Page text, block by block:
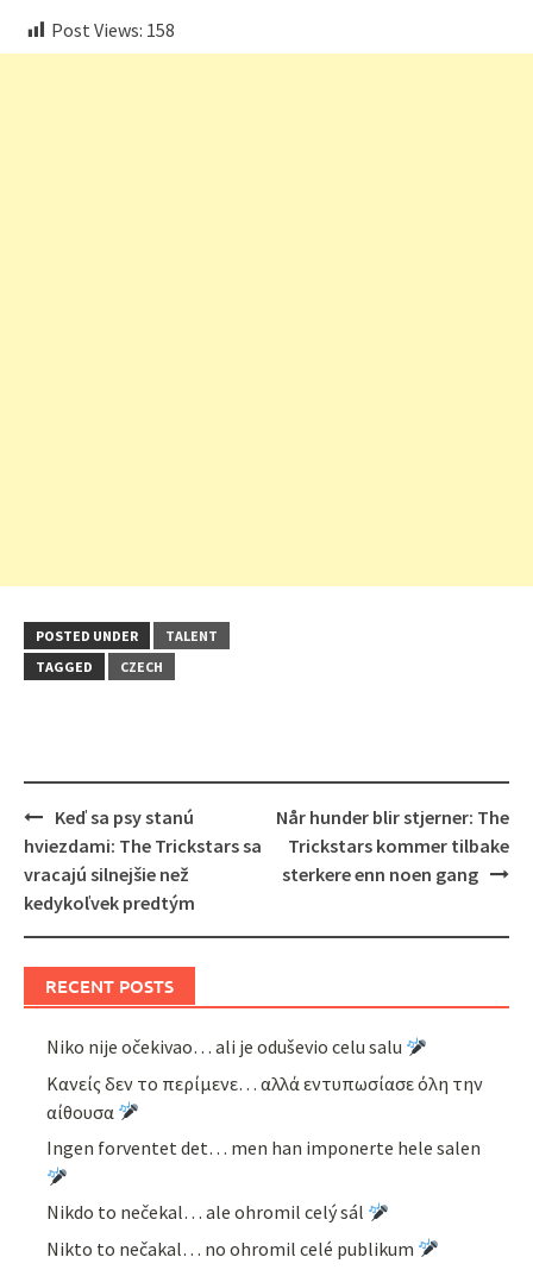
Post Views: 158
POSTED UNDER
TALENT
TAGGED
CZECH
Post
navigation
Keď sa psy stanú
hviezdami: The Trickstars sa
vracajú silnejšie než
kedykoľvek predtým
Når hunder blir stjerner: The
Trickstars kommer tilbake
sterkere enn noen gang
RECENT POSTS
Niko nije očekivao… ali je oduševio celu salu
Κανείς δεν το περίμενε… αλλά εντυπωσίασε όλη την
αίθουσα
Ingen forventet det… men han imponerte hele salen
Nikdo to nečekal… ale ohromil celý sál
Nikto to nečakal… no ohromil celé publikum